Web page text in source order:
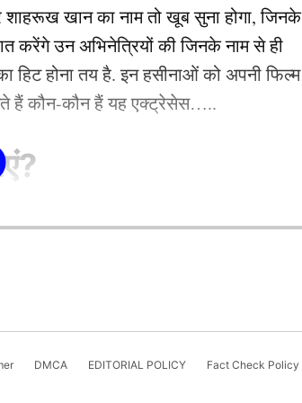
a profound understanding of
खान का नाम तो खूब सुना होगा, जिनके
उन अभिनेत्रियों की जिनके नाम से ही
हिट होना तय है. इन हसीनाओं को अपनी फिल्म
हैं कौन-कौन हैं यह एक्ट्रेसेस…..
DMCA EDITORIAL POLICY Fact Check Policy